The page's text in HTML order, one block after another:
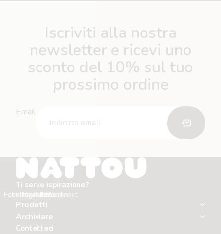
Iscriviti alla nostra
newsletter e ricevi uno
sconto del 10% sul tuo
prossimo ordine
Email
Ti serve ispirazione?
Facebook
Instagram
Youtube
Tiktok
Linkedin
Pinterest
Prodotti
Archiviare
Contattaci